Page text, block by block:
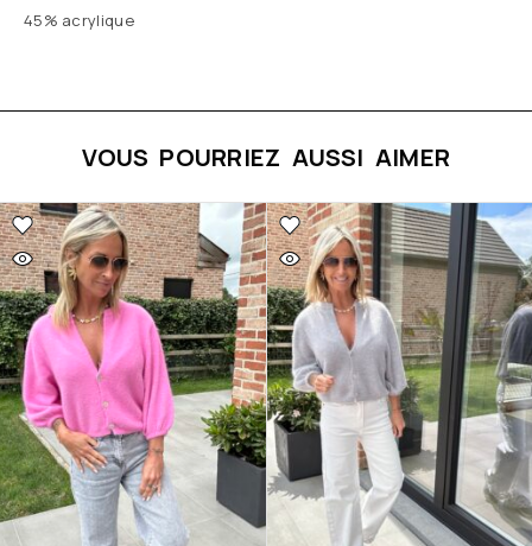
45% acrylique
VOUS POURRIEZ AUSSI AIMER